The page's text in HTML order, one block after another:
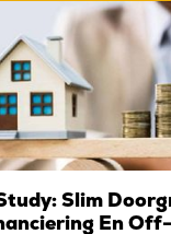
Slim
En